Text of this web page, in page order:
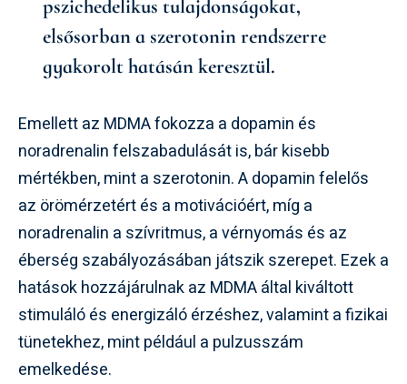
pszichedelikus tulajdonságokat,
elsősorban a szerotonin rendszerre
gyakorolt hatásán keresztül.
Emellett az MDMA fokozza a dopamin és
noradrenalin felszabadulását is, bár kisebb
mértékben, mint a szerotonin. A dopamin felelős
az örömérzetért és a motivációért, míg a
noradrenalin a szívritmus, a vérnyomás és az
éberség szabályozásában játszik szerepet. Ezek a
hatások hozzájárulnak az MDMA által kiváltott
stimuláló és energizáló érzéshez, valamint a fizikai
tünetekhez, mint például a pulzusszám
emelkedése.